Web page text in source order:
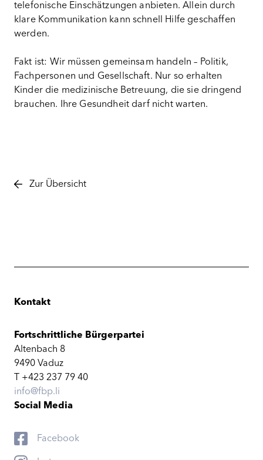
telefonische Einschätzungen anbieten. Allein durch
klare Kommunikation kann schnell Hilfe geschaffen
werden.
Fakt ist: Wir müssen gemeinsam handeln – Politik,
Fachpersonen und Gesellschaft. Nur so erhalten
Kinder die medizinische Betreuung, die sie dringend
brauchen. Ihre Gesundheit darf nicht warten.
Zur Übersicht
Kontakt
Fortschrittliche Bürgerpartei
Altenbach 8
9490 Vaduz
T +423 237 79 40
info@fbp.li
Social Media
Facebook